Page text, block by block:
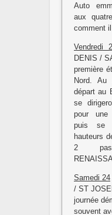
Auto
aux
comment il
Vendredi
DENIS /
première
Nord.
départ au
se
pour une
puis se
hauteurs
2
Samedi 24
/ ST
journée
souvent